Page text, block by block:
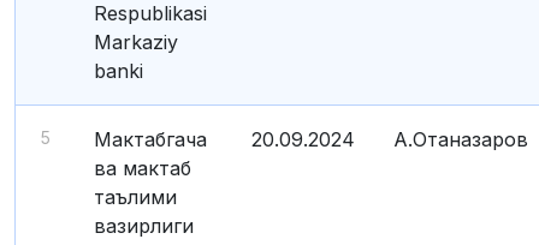
Respublikasi
Markaziy
banki
5
Мактабгача
ва мактаб
таълими
вазирлиги
20.09.2024 А.Отаназаров